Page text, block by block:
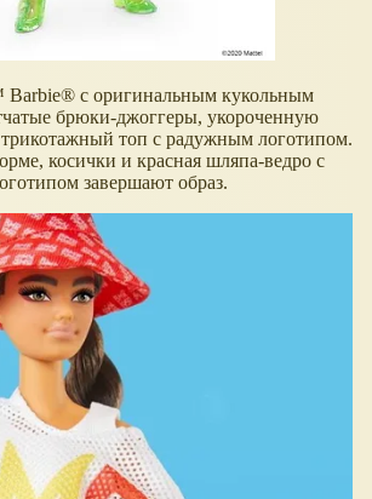
с оригинальным кукольным
брюки-джоггеры, укороченную
топ с радужным логотипом.
косички и красная шляпа-ведро с
завершают образ.